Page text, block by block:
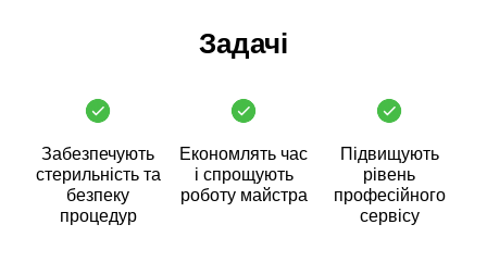
Задачі
Забезпечують
стерильність та
безпеку
процедур
Економлять час
і спрощують
роботу майстра
Підвищують
рівень
професійного
сервісу